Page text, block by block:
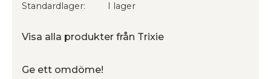
Standardlager I lager
Visa alla produkter från Trixie
Ge ett omdöme!